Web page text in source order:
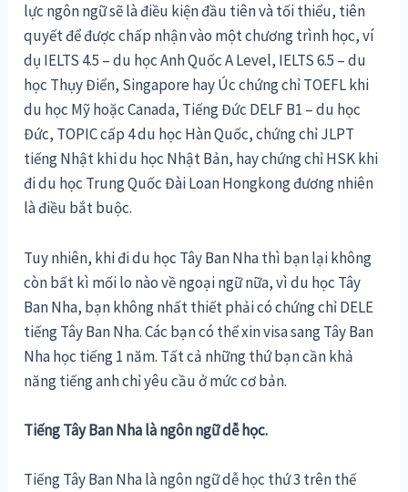
lực ngôn ngữ sẽ là điều kiện đầu tiên và tối thiểu, tiên
quyết để được chấp nhận vào một chương trình học, ví
dụ IELTS 4.5 – du học Anh Quốc A Level, IELTS 6.5 – du
học Thụy Điển, Singapore hay Úc chứng chỉ TOEFL khi
du học Mỹ hoặc Canada, Tiếng Đức DELF B1 – du học
Đức, TOPIC cấp 4 du học Hàn Quốc, chứng chỉ JLPT
tiếng Nhật khi du học Nhật Bản, hay chứng chỉ HSK khi
đi du học Trung Quốc Đài Loan Hongkong đương nhiên
là điều bắt buộc.
Tuy nhiên, khi đi du học Tây Ban Nha thì bạn lại không
còn bất kì mối lo nào về ngoại ngữ nữa, vì du học Tây
Ban Nha, bạn không nhất thiết phải có chứng chỉ DELE
tiếng Tây Ban Nha. Các bạn có thể xin visa sang Tây Ban
Nha học tiếng 1 năm. Tất cả những thứ bạn cần khả
năng tiếng anh chỉ yêu cầu ở mức cơ bản.
Tiếng Tây Ban Nha là ngôn ngữ dễ học.
Tiếng Tây Ban Nha là ngôn ngữ dễ học thứ 3 trên thế